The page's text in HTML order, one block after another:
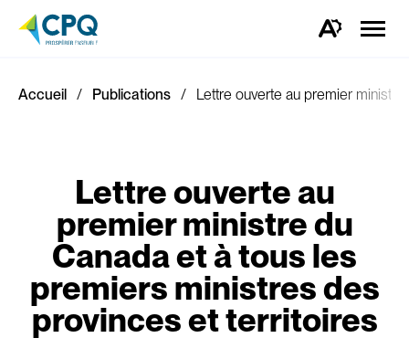
Ouvrez
d'accessibilité.
la
Accueil Publications Lettre ouverte au premier
Lettre ouverte au
premier ministre du
Canada et à tous les
premiers ministres des
provinces et territoires